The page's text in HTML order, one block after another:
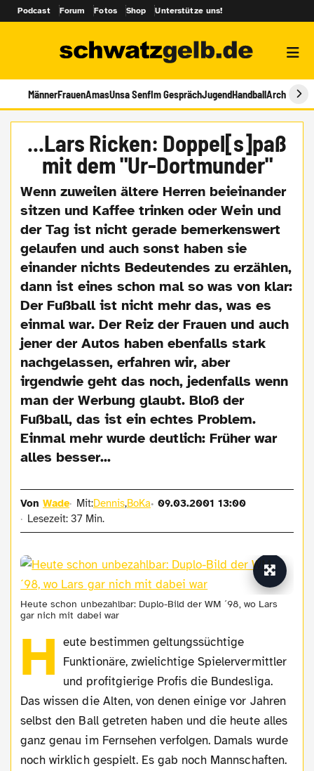
Podcast Forum Fotos Shop Unterstütze uns!
MännerFrauenAmasUnsa SenfIm GesprächJugendHandballArchiv
...Lars Ricken: Doppel[s]paß
mit dem "Ur-Dortmunder"
Wenn zuweilen ältere Herren beieinander
sitzen und Kaffee trinken oder Wein und
der Tag ist nicht gerade bemerkenswert
gelaufen und auch sonst haben sie
einander nichts Bedeutendes zu erzählen,
dann ist eines schon mal so was von klar:
Der Fußball ist nicht mehr das, was es
einmal war. Der Reiz der Frauen und auch
jener der Autos haben ebenfalls stark
nachgelassen, erfahren wir, aber
irgendwie geht das noch, jedenfalls wenn
man der Werbung glaubt. Bloß der
Fußball, das ist ein echtes Problem.
Einmal mehr wurde deutlich: Früher war
alles besser...
VonWade Mit:Dennis,BoKa
09.03.2001 13:00
Lesezeit: 37 Min.
Heute schon unbezahlbar: Duplo-Bild der WM ´98, wo Lars
gar nich mit dabei war
H eute bestimmen geltungssüchtige
Funktionäre, zwielichtige Spielervermittler
und profitgierige Profis die Bundesliga.
Das wissen die Alten, von denen einige vor Jahren
selbst den Ball getreten haben und die heute alles
ganz genau im Fernsehen verfolgen. Damals wurde
noch wirklich gespielt. Es gab noch Mannschaften.